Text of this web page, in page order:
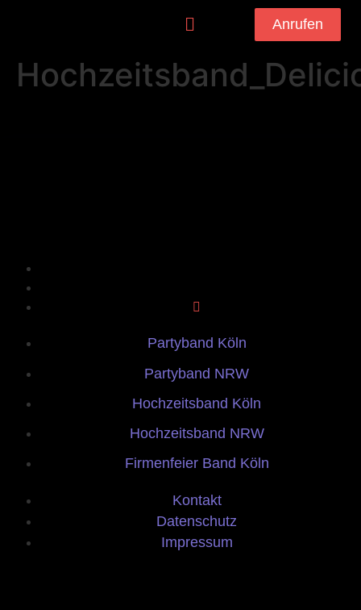
Anrufen
Partyband Köln
Partyband NRW
Hochzeitsband Köln
Hochzeitsband NRW
Firmenfeier Band Köln
Kontakt
Datenschutz
Impressum